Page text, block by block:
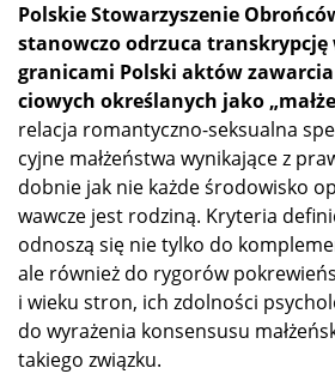
Pol­skie Sto­wa­rzy­sze­nie
sta­now­czo od­rzu­ca trans­kryp­cję
gra­ni­ca­mi Pol­ski ak­tów
cio­wych okre­śla­nych ja­ko
re­la­cja ro­man­tycz­no-sek­su­al­na
cyj­ne mał­żeń­stwa wy­ni­ka­ją­ce z
dob­nie jak nie każ­de śro­do­wi­sko
waw­cze jest ro­dzi­ną. Kry­te­ria
od­no­szą się nie tyl­ko do
ale rów­nież do ry­go­rów
i wie­ku stron, ich zdol­no­ści
do wy­ra­że­nia kon­sen­su­su
ta­kie­go związku.